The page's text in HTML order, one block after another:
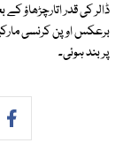
پر بند ہوئی۔